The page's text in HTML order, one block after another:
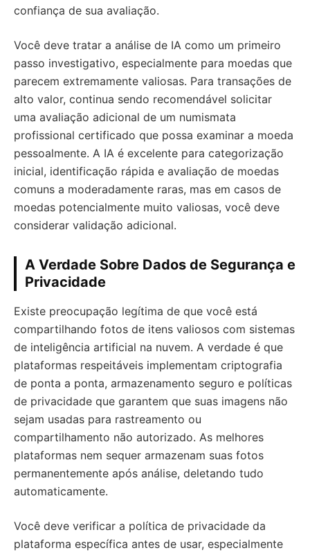
confiança de sua avaliação.
Você deve tratar a análise de IA como um primeiro
passo investigativo, especialmente para moedas que
parecem extremamente valiosas. Para transações de
alto valor, continua sendo recomendável solicitar
uma avaliação adicional de um numismata
profissional certificado que possa examinar a moeda
pessoalmente. A IA é excelente para categorização
inicial, identificação rápida e avaliação de moedas
comuns a moderadamente raras, mas em casos de
moedas potencialmente muito valiosas, você deve
considerar validação adicional.
A Verdade Sobre Dados de Segurança e
Privacidade
Existe preocupação legítima de que você está
compartilhando fotos de itens valiosos com sistemas
de inteligência artificial na nuvem. A verdade é que
plataformas respeitáveis implementam criptografia
de ponta a ponta, armazenamento seguro e políticas
de privacidade que garantem que suas imagens não
sejam usadas para rastreamento ou
compartilhamento não autorizado. As melhores
plataformas nem sequer armazenam suas fotos
permanentemente após análise, deletando tudo
automaticamente.
Você deve verificar a política de privacidade da
plataforma específica antes de usar, especialmente